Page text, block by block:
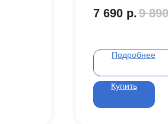
7 690 р.9 890
Подробнее
Купить